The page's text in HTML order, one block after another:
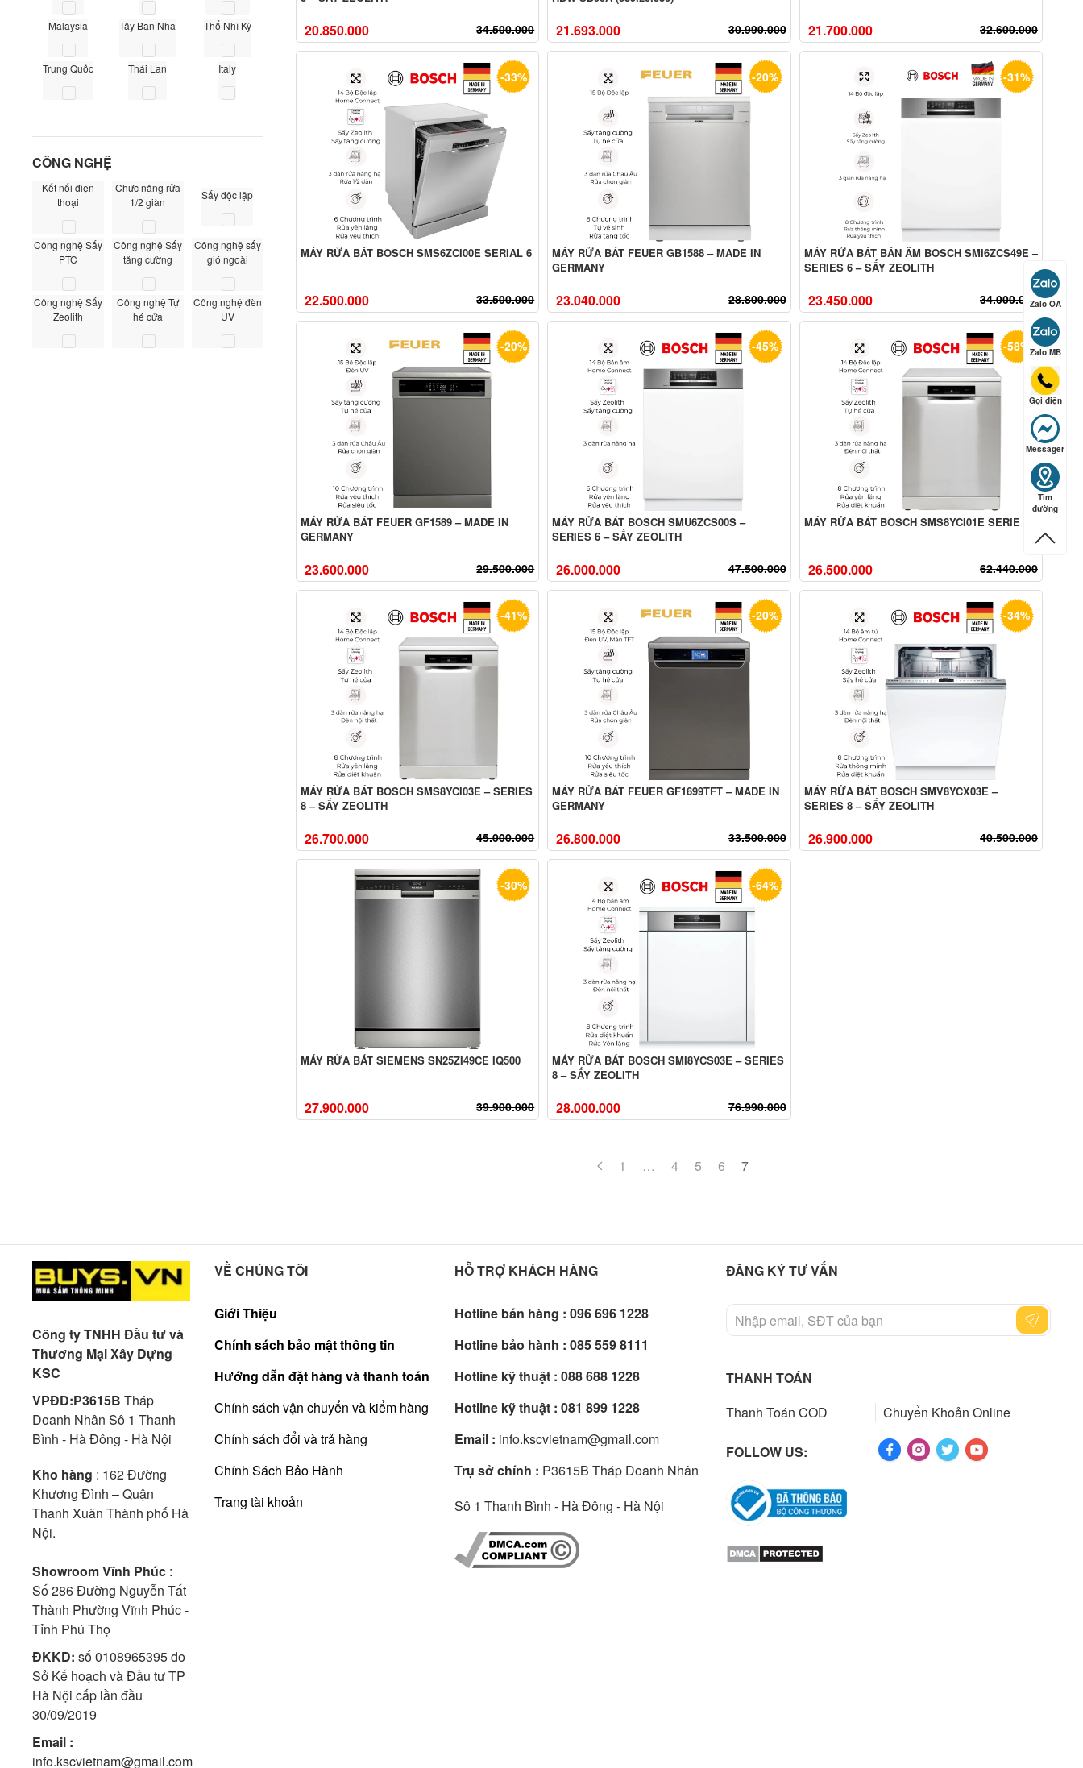
Malaysia Tây Ban Nha Thổ Nhĩ Kỳ
Trung Quốc Thái Lan Italy
CÔNG NGHỆ
Kết nối điện
thoại
Chức năng rửa
1/2 giàn
Sấy độc lập
Công nghệ Sấy
PTC
Công nghệ Sấy
tăng cường
Công nghệ sấy
gió ngoài
Công nghệ Sấy
Zeolith
Công nghệ Tự
hé cửa
Công nghệ đèn
UV
20.850.000 34.500.000 21.693.000 30.990.000 21.700.000 32.600.000
-33%
MÁY RỬA BÁT BOSCH SMS6ZCI00E SERIAL 6
22.500.000 33.500.000
-20%
MÁY RỬA BÁT FEUER GB1588 – MADE IN
GERMANY
23.040.000 28.800.000
-31%
MÁY RỬA BÁT BÁN ÂM BOSCH SMI6ZCS49E –
SERIES 6 – SẤY ZEOLITH
23.450.000 34.000.000
-20%
MÁY RỬA BÁT FEUER GF1589 – MADE IN
GERMANY
23.600.000 29.500.000
-45%
MÁY RỬA BÁT BOSCH SMU6ZCS00S –
SERIES 6 – SẤY ZEOLITH
26.000.000 47.500.000
-58%
MÁY RỬA BÁT BOSCH SMS8YCI01E SERIE 8
26.500.000 62.440.000
-41%
MÁY RỬA BÁT BOSCH SMS8YCI03E – SERIES
8 – SẤY ZEOLITH
26.700.000 45.000.000
-20%
MÁY RỬA BÁT FEUER GF1699TFT – MADE IN
GERMANY
26.800.000 33.500.000
-34%
MÁY RỬA BÁT BOSCH SMV8YCX03E –
SERIES 8 – SẤY ZEOLITH
26.900.000 40.500.000
-30%
MÁY RỬA BÁT SIEMENS SN25ZI49CE IQ500
27.900.000 39.900.000
-64%
MÁY RỬA BÁT BOSCH SMI8YCS03E – SERIES
8 – SẤY ZEOLITH
28.000.000 76.990.000
1 … 4 5 6 7
Công ty TNHH Đầu tư và
Thương Mại Xây Dựng
KSC
VPĐD:P3615B Tháp
Doanh Nhân Sô 1 Thanh
Bình - Hà Đông - Hà Nội
Kho hàng : 162 Đường
Khương Đình – Quận
Thanh Xuân Thành phố Hà
Nội.
Showroom Vĩnh Phúc :
Số 286 Đường Nguyễn Tất
Thành Phường Vĩnh Phúc -
Tỉnh Phú Thọ
ĐKKD: số 0108965395 do
Sở Kế hoạch và Đầu tư TP
Hà Nội cấp lần đầu
30/09/2019
Email :
info.kscvietnam@gmail.com
VỀ CHÚNG TÔI
Giới Thiệu
Chính sách bảo mật thông tin
Hướng dẫn đặt hàng và thanh toán
Chính sách vận chuyển và kiểm hàng
Chính sách đổi và trả hàng
Chính Sách Bảo Hành
Trang tài khoản
HỖ TRỢ KHÁCH HÀNG
Hotline bán hàng : 096 696 1228
Hotline bảo hành : 085 559 8111
Hotline kỹ thuật : 088 688 1228
Hotline kỹ thuật : 081 899 1228
Email : info.kscvietnam@gmail.com
Trụ sở chính : P3615B Tháp Doanh Nhân
Sô 1 Thanh Bình - Hà Đông - Hà Nội
ĐĂNG KÝ TƯ VẤN
THANH TOÁN
Thanh Toán COD
Chuyển Khoản Online
FOLLOW US:
Zalo OA
Zalo MB
Gọi điện
Messager
Tìm
đường